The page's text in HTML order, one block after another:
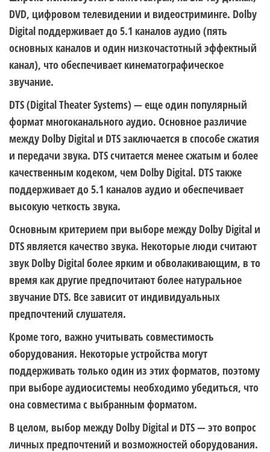
DVD, цифровом телевидении и видеостриминге. Dolby
Digital поддерживает до 5.1 каналов аудио (пять
основных каналов и один низкочастотный эффектный
канал), что обеспечивает кинематографическое
звучание.
DTS (Digital Theater Systems) — еще один популярный
формат многоканального аудио. Основное различие
между Dolby Digital и DTS заключается в способе сжатия
и передачи звука. DTS считается менее сжатым и более
качественным кодеком, чем Dolby Digital. DTS также
поддерживает до 5.1 каналов аудио и обеспечивает
высокую четкость звука.
Основным критерием при выборе между Dolby Digital и
DTS является качество звука. Некоторые люди считают
звук Dolby Digital более ярким и обволакивающим, в то
время как другие предпочитают более натуральное
звучание DTS. Все зависит от индивидуальных
предпочтений слушателя.
Кроме того, важно учитывать совместимость
оборудования. Некоторые устройства могут
поддерживать только один из этих форматов, поэтому
при выборе аудиосистемы необходимо убедиться, что
она совместима с выбранным форматом.
В целом, выбор между Dolby Digital и DTS — это вопрос
личных предпочтений и возможностей оборудования.